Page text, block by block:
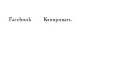
Facebook Копировать